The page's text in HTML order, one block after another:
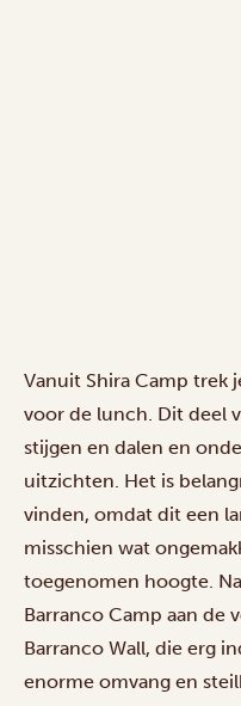
Vanuit Shira Camp trek
voor de lunch. Dit deel
stijgen en dalen en
uitzichten. Het is
vinden, omdat dit een
misschien wat
toegenomen hoogte.
Barranco Camp aan de
Barranco Wall, die erg
enorme omvang en
Beklimming
Machame
Route
(4/7)